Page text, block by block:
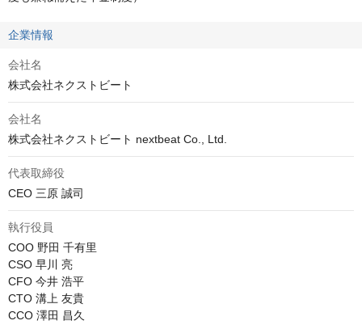
企業情報
会社名
株式会社ネクストビート
会社名
株式会社ネクストビート nextbeat Co., Ltd.
代表取締役
CEO 三原 誠司
執行役員
COO 野田 千有里
CSO 早川 亮
CFO 今井 浩平
CTO 溝上 友貴
CCO 澤田 昌久